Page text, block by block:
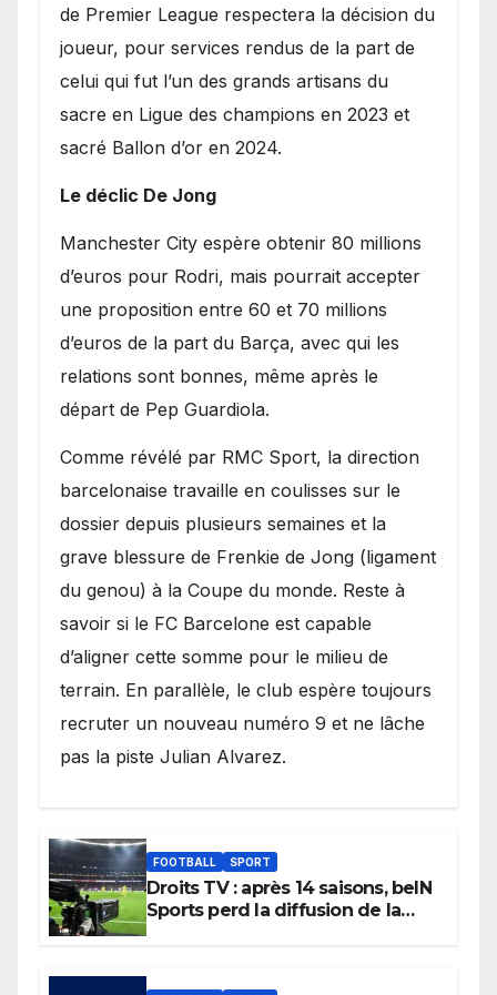
de Premier League respectera la décision du
joueur, pour services rendus de la part de
celui qui fut l’un des grands artisans du
sacre en Ligue des champions en 2023 et
sacré Ballon d’or en 2024.
Le déclic De Jong
​Manchester City espère obtenir 80 millions
d’euros pour Rodri, mais pourrait accepter
une proposition entre 60 et 70 millions
d’euros de la part du Barça, avec qui les
relations sont bonnes, même après le
départ de Pep Guardiola.
​Comme révélé par RMC Sport, la direction
barcelonaise travaille en coulisses sur le
dossier depuis plusieurs semaines et la
grave blessure de Frenkie de Jong (ligament
du genou) à la Coupe du monde. Reste à
savoir si le FC Barcelone est capable
d’aligner cette somme pour le milieu de
terrain. En parallèle, le club espère toujours
recruter un nouveau numéro 9 et ne lâche
pas la piste Julian Alvarez.
FOOTBALL SPORT
Droits TV : après 14 saisons, beIN
Sports perd la diffusion de la